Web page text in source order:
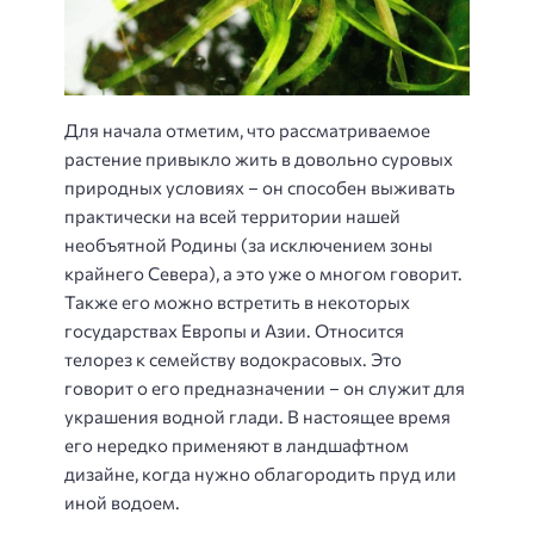
Для начала отметим, что рассматриваемое
растение привыкло жить в довольно суровых
природных условиях – он способен выживать
практически на всей территории нашей
необъятной Родины (за исключением зоны
крайнего Севера), а это уже о многом говорит.
Также его можно встретить в некоторых
государствах Европы и Азии. Относится
телорез к семейству водокрасовых. Это
говорит о его предназначении – он служит для
украшения водной глади. В настоящее время
его нередко применяют в ландшафтном
дизайне, когда нужно облагородить пруд или
иной водоем.